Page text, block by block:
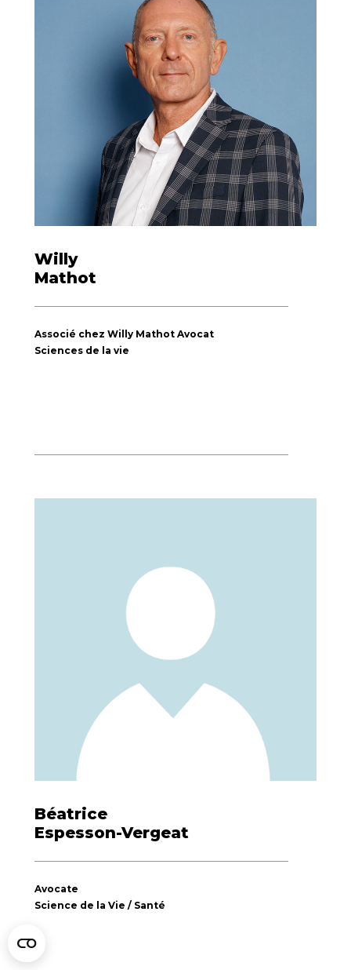
Willy
Mathot
Associé chez Willy Mathot Avocat
Sciences de la vie
Béatrice
Espesson-Vergeat
Avocate
Science de la Vie / Santé